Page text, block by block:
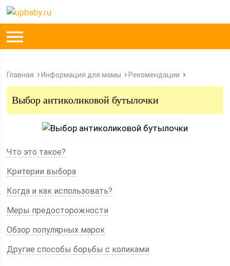
Главная Информация для мамы Рекомендации
Выбор антиколиковой бутылочки
Что это такое?
Критерии выбора
Когда и как использовать?
Меры предосторожности
Обзор популярных марок
Другие способы борьбы с коликами